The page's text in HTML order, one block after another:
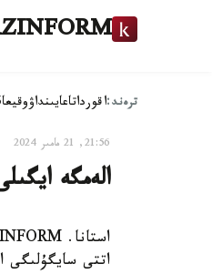
ترەند:اقورداتاعايىنداۋوقيعا
21:56, 21 مامىر 2024
الەمگە
اتتى